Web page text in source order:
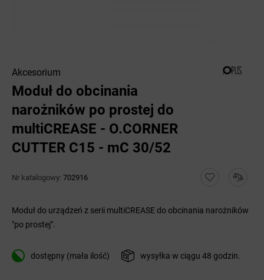
Akcesorium
Moduł do obcinania
narożników po prostej do
multiCREASE - O.CORNER
CUTTER C15 - mC 30/52
Nr katalogowy: 702916
Moduł do urządzeń z serii multiCREASE do obcinania narożników
"po prostej".
dostępny (mała ilość) wysyłka w ciągu 48 godzin.